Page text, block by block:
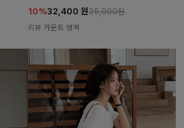
10%32,400 원35,900원
리뷰 카운트 영역